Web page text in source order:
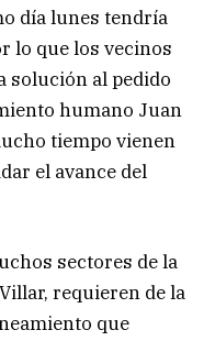
día lunes tendría
lo que los vecinos
solución al pedido
humano Juan
tiempo vienen
el avance del
sectores de la
requieren de la
que